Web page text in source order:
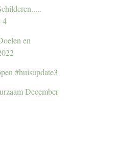
4
en
#huisupdate3
December